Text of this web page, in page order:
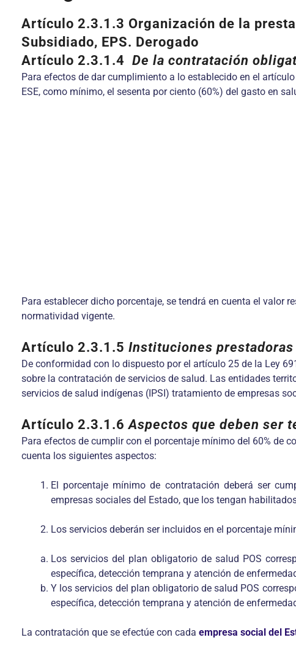
Artículo 2.3.1.3 Organización de la
Subsidiado, EPS. Derogado
Artículo 2.3.1.4 De la contratación
Para efectos de dar cumplimiento a lo establecido en el
ESE, como mínimo, el sesenta por ciento (60%) del gasto en
Para establecer dicho porcentaje, se tendrá en cuenta el valor
normatividad vigente.
Artículo 2.3.1.5 Instituciones
De conformidad con lo dispuesto por el artículo 25 de la Ley
sobre la contratación de servicios de salud. Las entidades
servicios de salud indígenas (IPSI) tratamiento de empresas
Artículo 2.3.1.6Aspectos que deben ser
Para efectos de cumplir con el porcentaje mínimo del 60% de
cuenta los siguientes aspectos:
El porcentaje mínimo de contratación deberá ser
empresas sociales del Estado, que los tengan
Los servicios deberán ser incluidos en el porcentaje
Los servicios del plan obligatorio de salud POS
específica, detección temprana y atención de
Y los servicios del plan obligatorio de salud POS
específica, detección temprana y atención de
La contratación que se efectúe con cada empresa social del